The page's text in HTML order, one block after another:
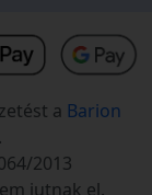
a Barion
2013
jutnak el.